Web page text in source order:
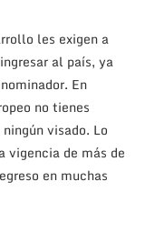
les exigen a
al país, ya
En
no tienes
visado. Lo
vigencia de más de
en muchas